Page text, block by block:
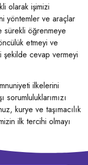
olarak işimizi
yöntemler ve araçlar
sürekli öğrenmeye
etmeyi ve
şekilde cevap vermeyi
ilkelerini
kurye ve taşımacılık
ilk tercihi olmayı